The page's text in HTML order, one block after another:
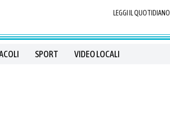
LEGGI IL QUOTIDIANO
SPORT VIDEO LOCALI